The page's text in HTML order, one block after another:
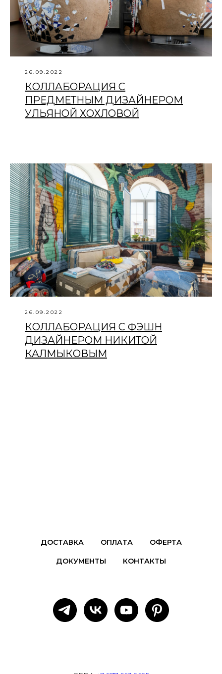
26.09.2022
КОЛЛАБОРАЦИЯ С
ПРЕДМЕТНЫМ ДИЗАЙНЕРОМ
УЛЬЯНОЙ ХОХЛОВОЙ
26.09.2022
КОЛЛАБОРАЦИЯ С ФЭШН
ДИЗАЙНЕРОМ НИКИТОЙ
КАЛМЫКОВЫМ
ДОСТАВКА ОПЛАТА ОФЕРТА
ДОКУМЕНТЫ КОНТАКТЫ